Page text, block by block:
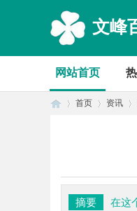
文峰
网站首页
首页 资讯
摘要
在这